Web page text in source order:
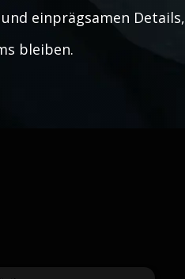
einprägsamen Details,
bleiben.